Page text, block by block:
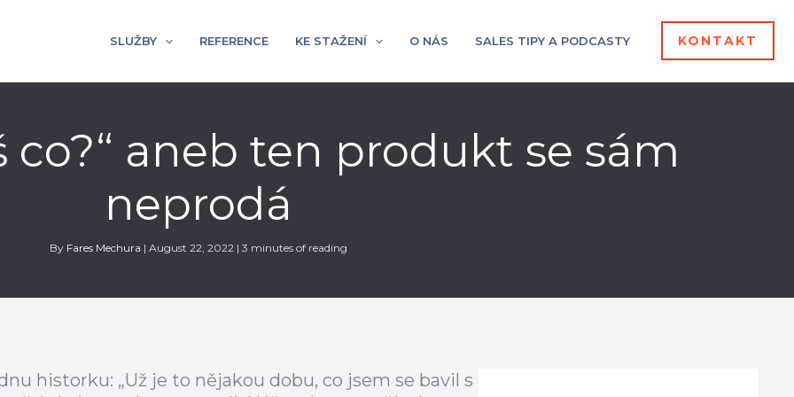
SLUŽBY REFERENCE KE STAŽENÍ O NÁS SALES TIPY A PODCASTY KONTAKT
co?“ aneb ten produkt se sám
neprodá
By Fares Mechura | August 22, 2022 | 3 minutes of reading
historku: „Už je to nějakou dobu, co jsem se bavil s